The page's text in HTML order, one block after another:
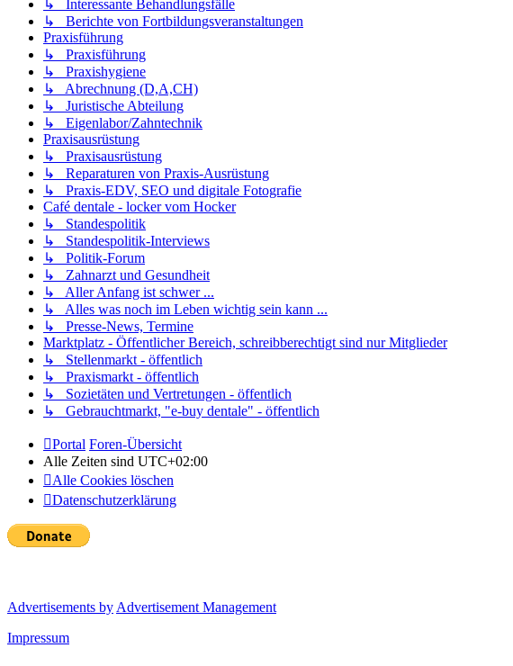
↳ Interessante Behandlungsfälle
↳ Berichte von Fortbildungsveranstaltungen
Praxisführung
↳ Praxisführung
↳ Praxishygiene
↳ Abrechnung (D,A,CH)
↳ Juristische Abteilung
↳ Eigenlabor/Zahntechnik
Praxisausrüstung
↳ Praxisausrüstung
↳ Reparaturen von Praxis-Ausrüstung
↳ Praxis-EDV, SEO und digitale Fotografie
Café dentale - locker vom Hocker
↳ Standespolitik
↳ Standespolitik-Interviews
↳ Politik-Forum
↳ Zahnarzt und Gesundheit
↳ Aller Anfang ist schwer ...
↳ Alles was noch im Leben wichtig sein kann ...
↳ Presse-News, Termine
Marktplatz - Öffentlicher Bereich, schreibberechtigt sind nur Mitglieder
↳ Stellenmarkt - öffentlich
↳ Praxismarkt - öffentlich
↳ Sozietäten und Vertretungen - öffentlich
↳ Gebrauchtmarkt, "e-buy dentale" - öffentlich
Portal Foren-Übersicht
Alle Zeiten sind UTC+02:00
Alle Cookies löschen
Datenschutzerklärung
Advertisements by Advertisement Management
Impressum